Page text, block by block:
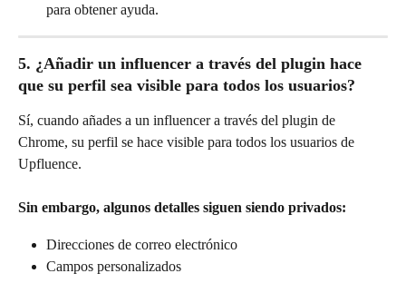
para obtener ayuda.
5. ¿Añadir un influencer a través del plugin hace
que su perfil sea visible para todos los usuarios?
Sí, cuando añades a un influencer a través del plugin de
Chrome, su perfil se hace visible para todos los usuarios de
Upfluence.
Sin embargo, algunos detalles siguen siendo privados:
Direcciones de correo electrónico
Campos personalizados